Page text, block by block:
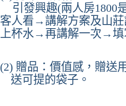
引發興趣(兩人房1800
客人看→講解方案及山
上杯水→再講解一次→
(2) 贈品：價值感，贈送
送可提的袋子。